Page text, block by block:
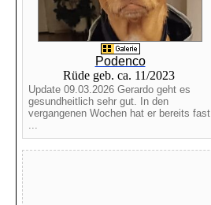
Podenco
Rüde geb. ca. 11/2023
Update 09.03.2026 Gerardo geht es
gesundheitlich sehr gut. In den
vergangenen Wochen hat er bereits fast
...